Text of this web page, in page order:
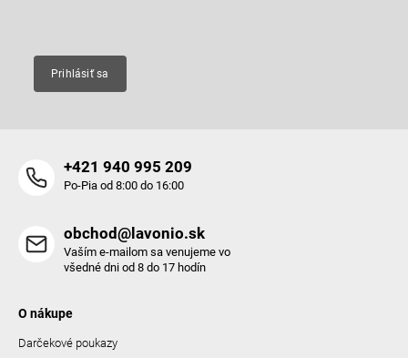
Prihlásiť sa
+421 940 995 209
Po-Pia od 8:00 do 16:00
obchod@lavonio.sk
Vaším e-mailom sa venujeme vo
všedné dni od 8 do 17 hodín
O nákupe
Darčekové poukazy